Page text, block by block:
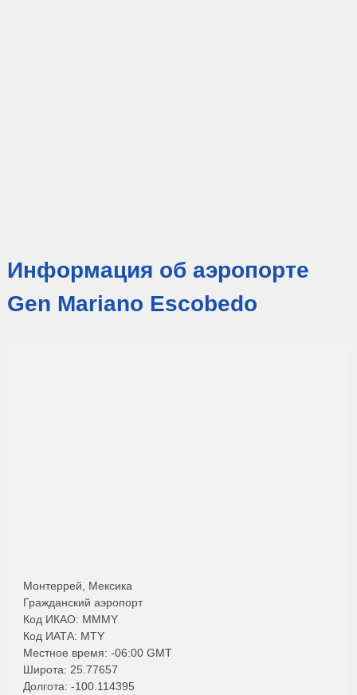
Информация об аэропорте
Gen Mariano Escobedo
Монтеррей, Мексика
Гражданский аэропорт
Код ИКАО: MMMY
Код ИАТА: MTY
Местное время: -06:00 GMT
Широта: 25.77657
Долгота: -100.114395